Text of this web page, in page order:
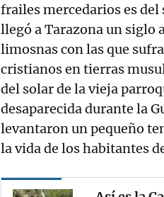
frailes mercedarios es
llegó a Tarazona un siglo
limosnas con las que
cristianos en tierras
del solar de la vieja
desaparecida durante la
levantaron un pequeño
la vida de los habitantes